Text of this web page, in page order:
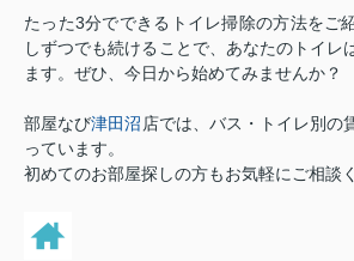
たった3分でできるトイレ掃除の方法をご
しずつでも続けることで、あなたのトイレ
ます。ぜひ、今日から始めてみませんか？
部屋なび津田沼 店では、バス・トイレ別の
っています。
初めてのお部屋探しの方もお気軽にご相談